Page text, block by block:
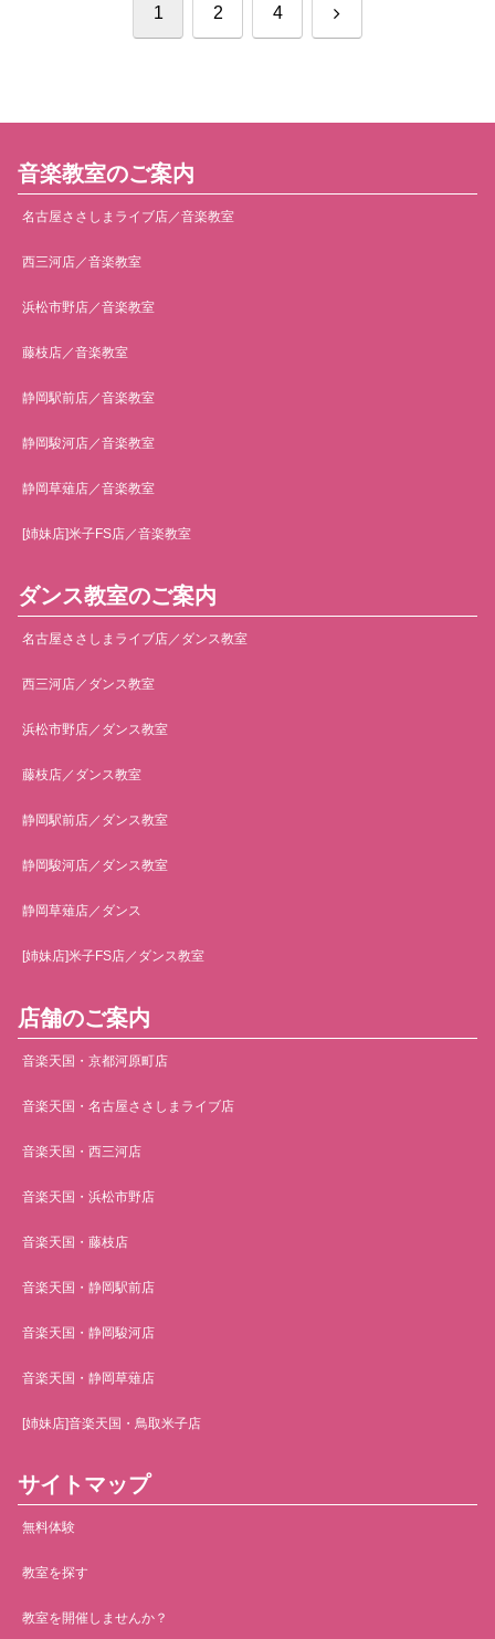
1 2 4 次
音楽教室のご案内
名古屋ささしまライブ店／音楽教室
西三河店／音楽教室
浜松市野店／音楽教室
藤枝店／音楽教室
静岡駅前店／音楽教室
静岡駿河店／音楽教室
静岡草薙店／音楽教室
[姉妹店]米子FS店／音楽教室
ダンス教室のご案内
名古屋ささしまライブ店／ダンス教室
西三河店／ダンス教室
浜松市野店／ダンス教室
藤枝店／ダンス教室
静岡駅前店／ダンス教室
静岡駿河店／ダンス教室
静岡草薙店／ダンス
[姉妹店]米子FS店／ダンス教室
店舗のご案内
音楽天国・京都河原町店
音楽天国・名古屋ささしまライブ店
音楽天国・西三河店
音楽天国・浜松市野店
音楽天国・藤枝店
音楽天国・静岡駅前店
音楽天国・静岡駿河店
音楽天国・静岡草薙店
[姉妹店]音楽天国・鳥取米子店
サイトマップ
無料体験
教室を探す
教室を開催しませんか？